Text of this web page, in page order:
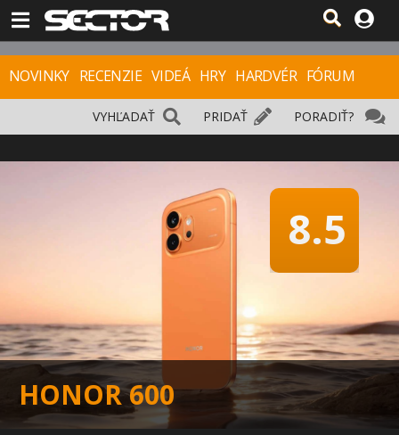
NOVINKY RECENZIE VIDEÁ HRY HARDVÉR FÓRUM
PORADIŤ?
PRIDAŤ
VYHĽADAŤ
HONOR 600
8.5